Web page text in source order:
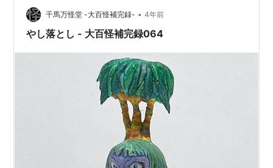
千馬万怪堂 -大百怪補完録- • 4年前
やし落とし - 大百怪補完録064